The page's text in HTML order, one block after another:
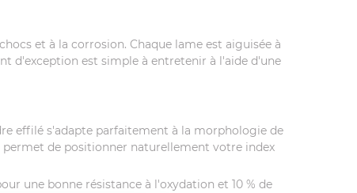
et à la corrosion. Chaque lame est aiguisée à
d'exception est simple à entretenir à l'aide d'une
effilé s'adapte parfaitement à la morphologie de
permet de positionner naturellement votre index
une bonne résistance à l'oxydation et 10 % de